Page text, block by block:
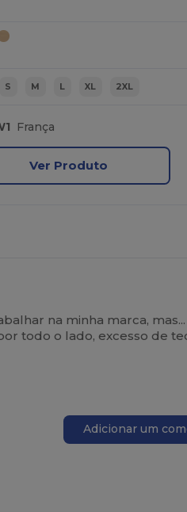
S M L XL 2XL
França
Ver Produto
na minha marca,
todo o lado, excesso de
Adicionar um